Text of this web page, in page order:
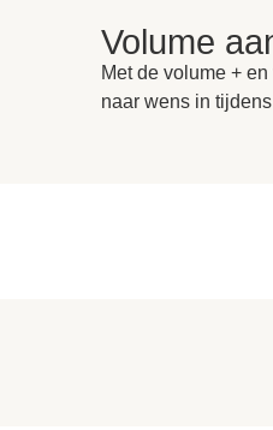
Volume
Met de volume +
naar wens in